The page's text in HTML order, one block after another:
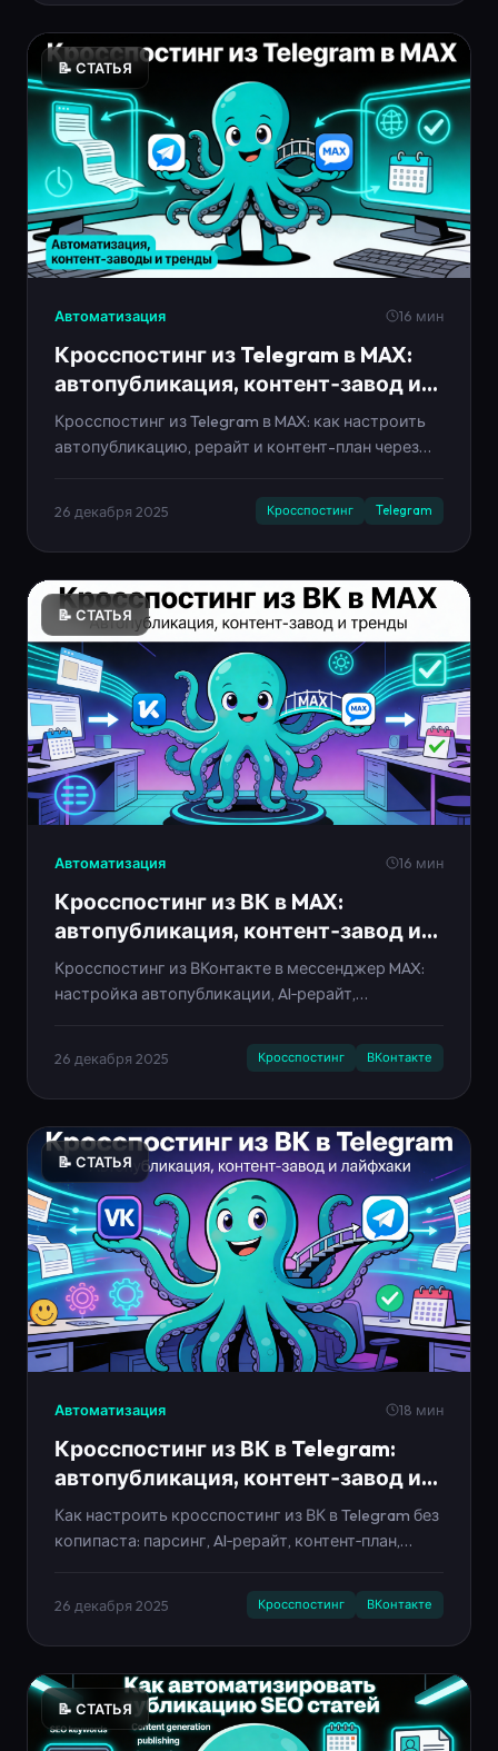
📝 СТАТЬЯ
Автоматизация 16 мин
Кросспостинг из Telegram в MAX:
автопубликация, контент‑завод и
тренды 2025–2030
Кросспостинг из Telegram в MAX: как настроить
автопубликацию, рерайт и контент-план через
26 декабря 2025 Кросспостинг Telegram
📝 СТАТЬЯ
Автоматизация 16 мин
Кросспостинг из ВК в MAX:
автопубликация, контент‑завод и
тренды 2025–2030
Кросспостинг из ВКонтакте в мессенджер MAX:
настройка автопубликации, AI‑рерайт,
26 декабря 2025 Кросспостинг ВКонтакте
📝 СТАТЬЯ
Автоматизация 18 мин
Кросспостинг из ВК в Telegram:
автопубликация, контент‑завод и
лайфхаки на 2026–2030
Как настроить кросспостинг из ВК в Telegram без
копипаста: парсинг, AI‑рерайт, контент‑план,
26 декабря 2025 Кросспостинг ВКонтакте
📝 СТАТЬЯ